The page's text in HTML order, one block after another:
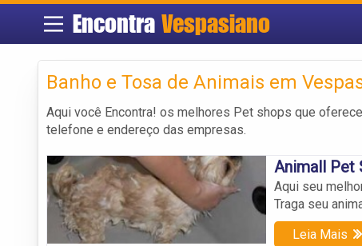
Encontra Vespasiano
Banho e Tosa de Animais em
Aqui você Encontra! os melhores Pet shops que
telefone e endereço das empresas.
Animall Pet
Aqui seu
Traga seu
Leia Mais